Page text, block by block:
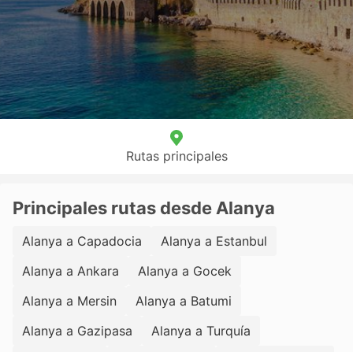
Rutas principales
Principales rutas desde Alanya
Alanya a Capadocia
Alanya a Estanbul
Alanya a Ankara
Alanya a Gocek
Alanya a Mersin
Alanya a Batumi
Alanya a Gazipasa
Alanya a Turquía